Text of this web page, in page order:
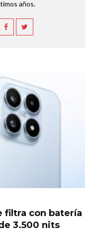
años.
filtra con batería
3.500 nits